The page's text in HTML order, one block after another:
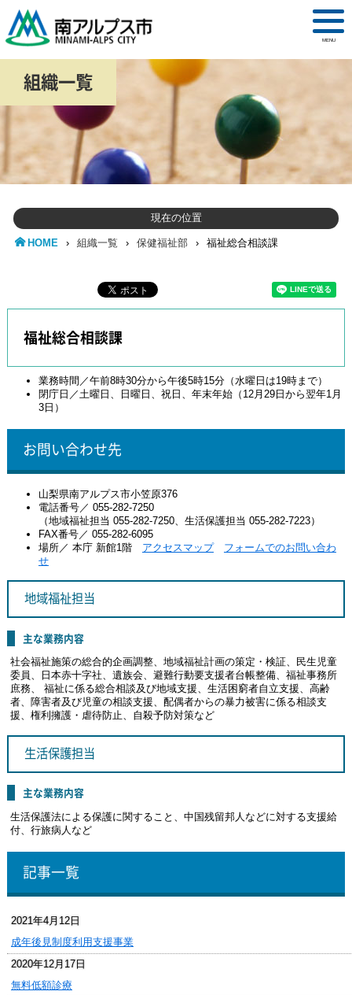
MENU
組織一覧
現在の位置
HOME › 組織一覧 › 保健福祉部 › 福祉総合相談課
福祉総合相談課
業務時間／午前8時30分から午後5時15分（水曜日は19時まで）
閉庁日／土曜日、日曜日、祝日、年末年始（12月29日から翌年1月
3日）
お問い合わせ先
山梨県南アルプス市小笠原376
電話番号／ 055-282-7250
（地域福祉担当 055-282-7250、生活保護担当 055-282-7223）
FAX番号／ 055-282-6095
場所／ 本庁 新館1階 アクセスマップ
フォームでのお問い合わ
せ
地域福祉担当
主な業務内容
社会福祉施策の総合的企画調整、地域福祉計画の策定・検証、民生児童
委員、日本赤十字社、遺族会、避難行動要支援者台帳整備、福祉事務所
庶務、 福祉に係る総合相談及び地域支援、生活困窮者自立支援、高齢
者、障害者及び児童の相談支援、配偶者からの暴力被害に係る相談支
援、権利擁護・虐待防止、自殺予防対策など
生活保護担当
主な業務内容
生活保護法による保護に関すること、中国残留邦人などに対する支援給
付、行旅病人など
記事一覧
2021年4月12日
成年後見制度利用支援事業
2020年12月17日
無料低額診療